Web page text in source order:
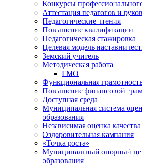
Конкурсы
Аттестация педагогов и
Педагогические чтения
Повышение квалификации
Педагогическая стажировка
Целевая модель
Земский учитель
Методическая работа
ГМО
Функциональная грамотность
Повышение финансовой
Доступная среда
Муниципальная система
образования
Независимая оценка
Оздоровительная кампания
«Точка роста»
Муниципальный опорный
образования